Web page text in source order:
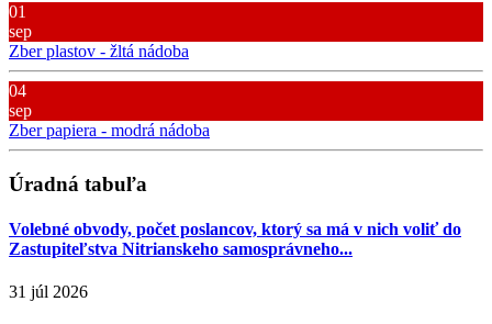
01
sep
Zber plastov - žltá nádoba
04
sep
Zber papiera - modrá nádoba
Úradná tabuľa
Volebné obvody, počet poslancov, ktorý sa má v nich voliť do
Zastupiteľstva Nitrianskeho samosprávneho...
31 júl 2026